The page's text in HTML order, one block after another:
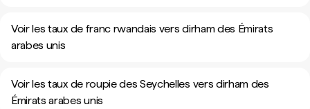
Voir les taux de franc rwandais vers dirham des Émirats
arabes unis
Voir les taux de roupie des Seychelles vers dirham des
Émirats arabes unis